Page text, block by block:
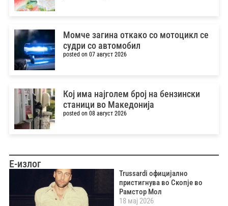
Момче загина откако со мотоцикл се
судри со автомобил
posted on 07 август 2026
Кој има најголем број на бензински
станици во Македонија
posted on 08 август 2026
Е-излог
Trussardi официјално
пристигнува во Скопје во
Рамстор Мол
18 мај 2026